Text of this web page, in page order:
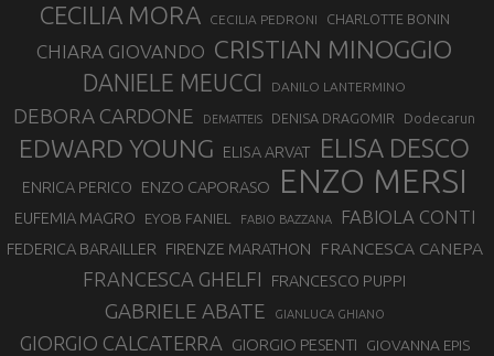
CECILIA MORA CECILIA PEDRONI CHARLOTTE BONIN
CHIARA GIOVANDO CRISTIAN MINOGGIO
DANIELE MEUCCI DANILO LANTERMINO
DEBORA CARDONE DEMATTEIS DENISA DRAGOMIR Dodecarun
EDWARD YOUNG ELISA ARVAT ELISA DESCO
ENRICA PERICO ENZO CAPORASO ENZO MERSI
EUFEMIA MAGRO EYOB FANIEL FABIO BAZZANA FABIOLA CONTI
FEDERICA BARAILLER FIRENZE MARATHON FRANCESCA CANEPA
FRANCESCA GHELFI FRANCESCO PUPPI
GABRIELE ABATE GIANLUCA GHIANO
GIORGIO CALCATERRA GIORGIO PESENTI GIOVANNA EPIS